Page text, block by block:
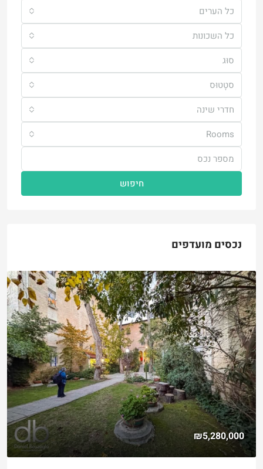
כל הערים
כל השכונות
סוּג
סטָטוּס
חדרי שינה
Rooms
חיפוש
נכסים מועדפים
₪5,280,000